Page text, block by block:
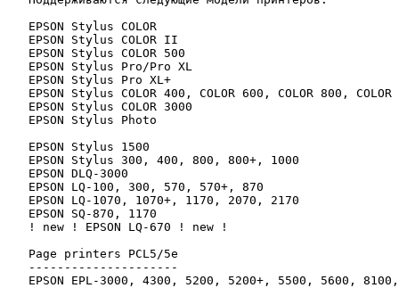
    EPSON Stylus COLOR
    EPSON Stylus COLOR II
    EPSON Stylus COLOR 500
    EPSON Stylus Pro/Pro XL
    EPSON Stylus Pro XL+
EPSON Stylus COLOR 400, COLOR 600, COLOR 800, COLOR
    EPSON Stylus COLOR 3000
    EPSON Stylus Photo
    EPSON Stylus 1500
    EPSON Stylus 300, 400, 800, 800+, 1000
    EPSON DLQ-3000
    EPSON LQ-100, 300, 570, 570+, 870
    EPSON LQ-1070, 1070+, 1170, 2070, 2170
    EPSON SQ-870, 1170
    ! new ! EPSON LQ-670 ! new !
    Page printers PCL5/5e
    ---------------------
EPSON EPL-3000, 4300, 5200, 5200+, 5500, 5600,